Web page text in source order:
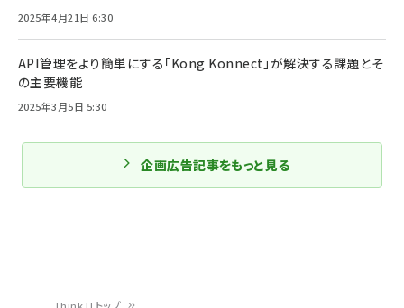
2025年4月21日 6:30
API管理をより簡単にする「Kong Konnect」が解決する課題とそ
の主要機能
2025年3月5日 5:30
企画広告記事をもっと見る